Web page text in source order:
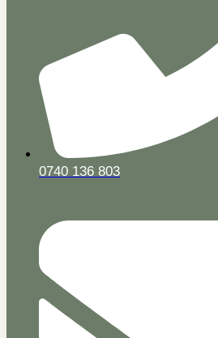
0740 136 803